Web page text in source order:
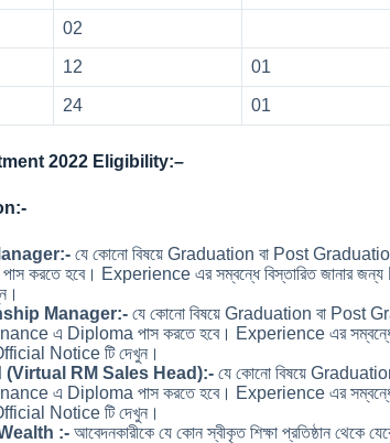
02
12 01
24 01
2022 Eligibility:–
যে কোনো বিষয়ে Graduation বা Post
করতে হবে। Experience এর সম্বন্ধে বিস্তারিত জানার
Manager:-যে কোনো বিষয়ে Graduation বা Post
এ Diploma পাস করতে হবে। Experience এর সম্বন্ধে
Notice টি দেখুন।
RM Sales Head):-যে কোনো বিষয়ে
এ Diploma পাস করতে হবে। Experience এর সম্বন্ধে
Notice টি দেখুন।
:- আবেদনকারীকে যে কোন স্বীকৃত শিক্ষা প্রতিষ্ঠান